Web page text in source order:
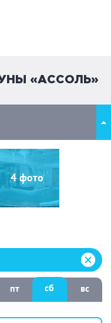
«АССОЛЬ»
4 фото
пт сб вс